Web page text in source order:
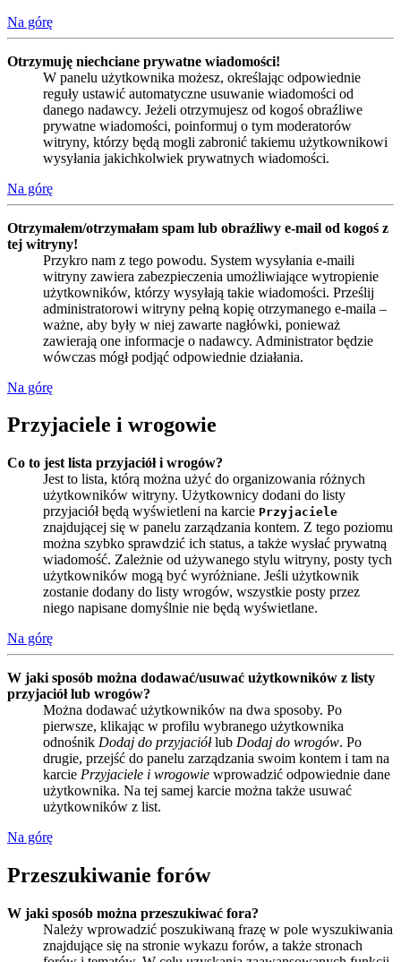
Na górę
Otrzymuję niechciane prywatne wiadomości!
W panelu użytkownika możesz, określając odpowiednie
reguły ustawić automatyczne usuwanie wiadomości od
danego nadawcy. Jeżeli otrzymujesz od kogoś obraźliwe
prywatne wiadomości, poinformuj o tym moderatorów
witryny, którzy będą mogli zabronić takiemu użytkownikowi
wysyłania jakichkolwiek prywatnych wiadomości.
Na górę
Otrzymałem/otrzymałam spam lub obraźliwy e-mail od kogoś z
tej witryny!
Przykro nam z tego powodu. System wysyłania e-maili
witryny zawiera zabezpieczenia umożliwiające wytropienie
użytkowników, którzy wysyłają takie wiadomości. Prześlij
administratorowi witryny pełną kopię otrzymanego e-maila –
ważne, aby były w niej zawarte nagłówki, ponieważ
zawierają one informacje o nadawcy. Administrator będzie
wówczas mógł podjąć odpowiednie działania.
Na górę
Przyjaciele i wrogowie
Co to jest lista przyjaciół i wrogów?
Jest to lista, którą można użyć do organizowania różnych
użytkowników witryny. Użytkownicy dodani do listy
przyjaciół będą wyświetleni na karcie Przyjaciele
znajdującej się w panelu zarządzania kontem. Z tego poziomu
można szybko sprawdzić ich status, a także wysłać prywatną
wiadomość. Zależnie od używanego stylu witryny, posty tych
użytkowników mogą być wyróżniane. Jeśli użytkownik
zostanie dodany do listy wrogów, wszystkie posty przez
niego napisane domyślnie nie będą wyświetlane.
Na górę
W jaki sposób można dodawać/usuwać użytkowników z listy
przyjaciół lub wrogów?
Można dodawać użytkowników na dwa sposoby. Po
pierwsze, klikając w profilu wybranego użytkownika
odnośnik Dodaj do przyjaciółlub Dodaj do wrogów. Po
drugie, przejść do panelu zarządzania swoim kontem i tam na
karcie Przyjaciele i wrogowie wprowadzić odpowiednie dane
użytkownika. Na tej samej karcie można także usuwać
użytkowników z list.
Na górę
Przeszukiwanie forów
W jaki sposób można przeszukiwać fora?
Należy wprowadzić poszukiwaną frazę w pole wyszukiwania
znajdujące się na stronie wykazu forów, a także stronach